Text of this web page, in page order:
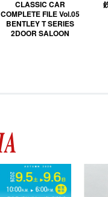
CLASSIC CAR
COMPLETE FILE Vol.05
BENTLEY T SERIES
2DOOR SALOON